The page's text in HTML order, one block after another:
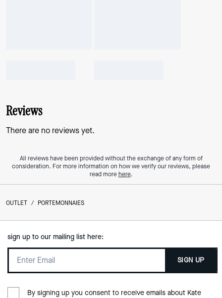
Reviews
There are no reviews yet.
All reviews have been provided without the exchange of any form of
consideration. For more information on how we verify our reviews, please
read morehere.
OUTLET / PORTEMONNAIES
sign up to our mailing list here:
SIGN UP
By signing up you consent to receive emails about Kate